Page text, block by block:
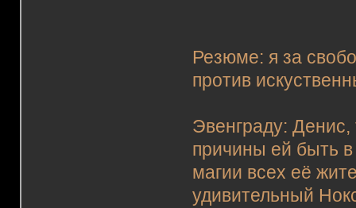
Резюме: я за
против
Эвенграду:
причины ей быть
магии всех её
удивительный